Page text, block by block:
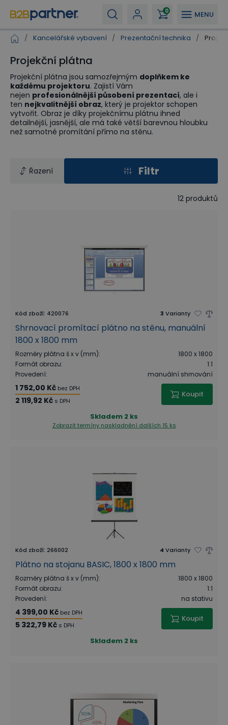
MENU
0
/ Kancelářské vybavení / Prezentační technika /
Projekční plátna
Projekční plátna jsou samozřejmým doplňkem ke
každému projektoru. Zajistí Vám
nejen profesionálnější působení prezentací, ale i
ten nejkvalitnější obraz, který je projektor schopen
vytvořit. Obraz je díky projekčnímu plátnu ihned
detailnější, jasnější, ale má také větší barevnou hloubku
než samotné promítání přímo na stěnu.
Řazení Filtr
12 produktů
Kód zboží: 420076 3 Varianty
Shrnovací promítací plátno na stěnu, manuální
1800 x 1800 mm
Rozměry plátna š x v (mm):
1800 x 1800
Formát obrazu:
1:1
Provedení: manuální shrnování
1 752,00 Kč bez DPH
2 119,92 Kč s DPH
Koupit
Skladem 2 ks
Zobrazit termíny naskladnění dalších 15 ks
Kód zboží: 266002 4 Varianty
Plátno na stojanu BASIC, 1800 x 1800 mm
Rozměry plátna š x v (mm):
1800 x 1800
Formát obrazu:
1:1
Provedení: na stativu
4 399,00 Kč bez DPH
5 322,79 Kč s DPH
Koupit
Skladem 2 ks